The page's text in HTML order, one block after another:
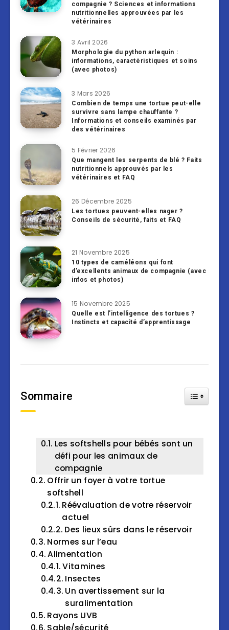
compagnie ? Sciences et informations
nutritionnelles approuvées par les
vétérinaires
3 Avril 2026
Morphologie du python arlequin :
informations, caractéristiques et soins
(avec photos)
3 Mars 2026
Combien de temps une tortue peut-elle
survivre sans lampe chauffante ?
Informations et conseils examinés par
des vétérinaires
5 Février 2026
Que mangent les serpents de blé ? Faits
nutritionnels approuvés par les
vétérinaires et FAQ
26 Décembre 2025
Les tortues peuvent-elles nager ?
Conseils de sécurité, faits et FAQ
21 Novembre 2025
10 types de caméléons qui font
d’excellents animaux de compagnie (avec
infos et photos)
15 Novembre 2025
Quelle est l’intelligence des tortues ?
Instincts et capacité d’apprentissage
Sommaire Toggle
Les softshells pour bébés sont un
défi pour les animaux de
compagnie
Offrir un foyer à votre tortue
softshell
Réévaluation de votre réservoir
actuel
Des lieux sûrs dans le réservoir
Normes sur l’eau
Alimentation
Vitamines
Insectes
Un avertissement sur la
suralimentation
Rayons UVB